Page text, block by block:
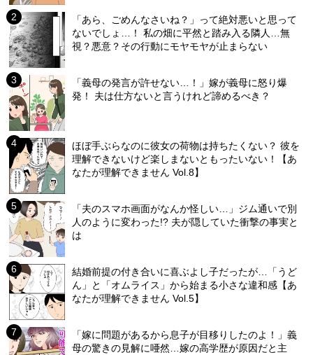
「あら、ごめんなさいね？」って絶対悪いと思って
ないでしょ…！ 私の畑に平然と踏み入る隣人…無
視？悪意？その行動にモヤモヤが止まらない
「義母の発言が許せない…！」嫁が義母に怒り爆
発！ 夫は仕方ないと言うけれど諦めるべき？
ほぼ手ぶらなのに彼女の荷物は持ちたくない？ 彼を
理解できないけど楽しまないともったいない！【あ
なたが理解できません Vol.8】
「夫のスマホ画面がなんか怪しい…」ジム通いで別
人のように変わった!? 夫が隠していた衝撃の事実と
は
結婚前提の付き合いに喜ぶよし子だったが…「うど
ん」と「オムライス」から始まる小さな違和感【あ
なたが理解できません Vol.5】
「嫁に問題があるから息子が目移りしたのよ！」義
母の驚きの見解に唖然…嫁の高学歴が原因だと主